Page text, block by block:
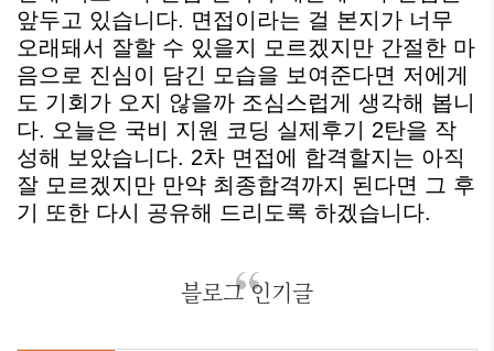
앞두고 있습니다. 면접이라는 걸 본지가 너무
오래돼서 잘할 수 있을지 모르겠지만 간절한 마
음으로 진심이 담긴 모습을 보여준다면 저에게
도 기회가 오지 않을까 조심스럽게 생각해 봅니
다. 오늘은 국비 지원 코딩 실제후기 2탄을 작
성해 보았습니다. 2차 면접에 합격할지는 아직
잘 모르겠지만 만약 최종합격까지 된다면 그 후
기 또한 다시 공유해 드리도록 하겠습니다.
블로그 인기글